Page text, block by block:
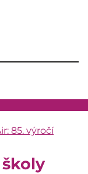
85. výročí